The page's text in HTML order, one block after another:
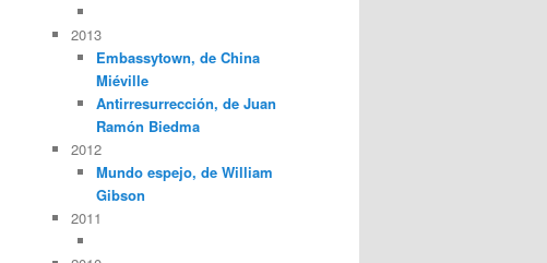
2013
Embassytown, de China
Miéville
Antirresurrección, de Juan
Ramón Biedma
2012
Mundo espejo, de William
Gibson
2011